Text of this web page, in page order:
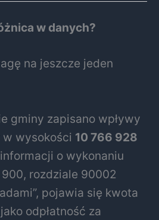
w danych?
na jeszcze jeden
gminy zapisano wpływy
w wysokości 10 766 928
o wykonaniu
rozdziale 90002
pojawia się kwota
odpłatność za